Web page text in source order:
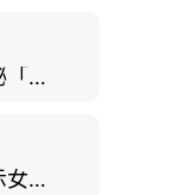
大腦會自動過濾聲音？揭秘「聽覺注意」機制與聽力健康的深層關係
男女聽力大不同？研究揭示女性聽覺更靈敏！為何男性更易聽力損失？